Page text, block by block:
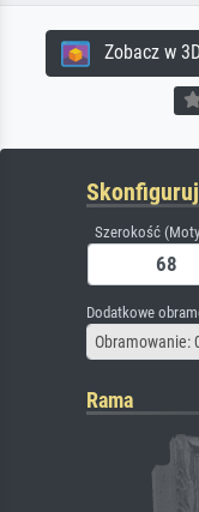
Zobacz w
Szerokość
Dodatkowe
Obramowanie:
Rama